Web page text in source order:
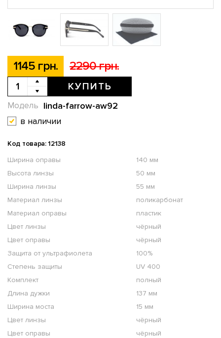
1145 грн. 2290 грн.
КУПИТЬ
linda-farrow-aw92
Модель
в наличии
Код товара: 12138
Ширина оправы
140 мм
Высота линзы
50 мм
Ширина линзы
55 мм
Материал линзы
поликарбонат
Материал оправы
пластик
Цвет линзы
чёрный
Цвет оправы
чёрный
Защита от ультрафиолета
100%
Степень защиты
UV 400
Комплект
полный
Длина дужки
137 мм
Ширина моста
15 мм
Цвет линзы
чёрный
Цвет оправы
чёрный